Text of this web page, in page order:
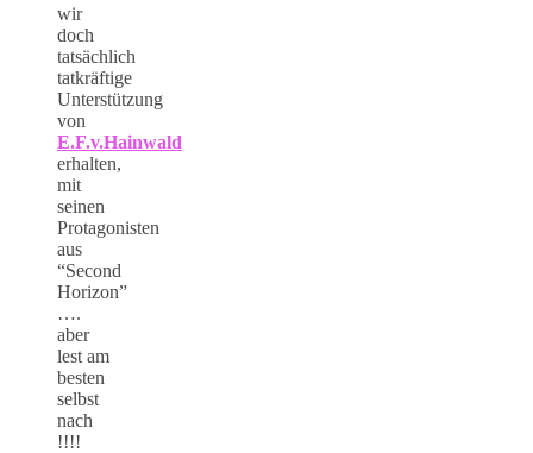
wir
doch
tatsächlich
tatkräftige
Unterstützung
von
E.F.v.Hainwald
erhalten,
mit
seinen
Protagonisten
aus
“Second
Horizon”
….
aber
lest am
besten
selbst
nach
!!!!